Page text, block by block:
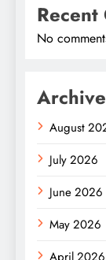
Recent
No
August
July 2026
June 2026
May 2026